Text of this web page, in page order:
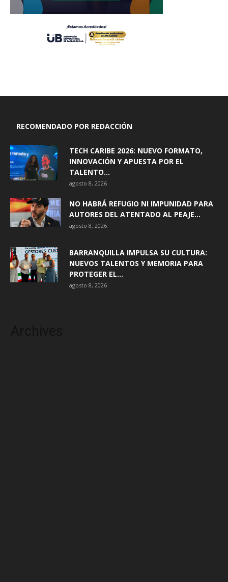
RECOMENDADO POR REDACCIÓN
TECH CARIBE 2026: NUEVO FORMATO,
INNOVACIÓN Y APUESTA POR EL
TALENTO...
agosto 8, 2026
NO HABRÁ REFUGIO NI IMPUNIDAD PARA
AUTORES DEL ATENTADO AL PEAJE...
agosto 8, 2026
BARRANQUILLA IMPULSA SU CULTURA:
NUEVOS TALENTOS Y MEMORIA PARA
PROTEGER EL...
agosto 8, 2026